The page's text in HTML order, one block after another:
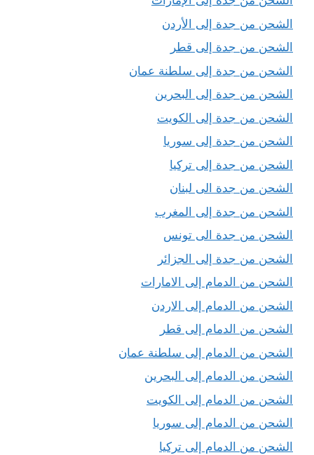
الشحن من جدة إلى الأردن
الشحن من جدة إلى قطر
الشحن من جدة إلى سلطنة عمان
الشحن من جدة إلى البحرين
الشحن من جدة إلى الكويت
الشحن من جدة إلى سوريا
الشحن من جدة إلى تركيا
الشحن من جدة الى لبنان
الشحن من جدة إلى المغرب
الشحن من جدة الى تونس
الشحن من جدة إلى الجزائر
الشحن من الدمام إلى الامارات
الشحن من الدمام إلى الاردن
الشحن من الدمام إلى قطر
الشحن من الدمام إلى سلطنة عمان
الشحن من الدمام إلى البحرين
الشحن من الدمام إلى الكويت
الشحن من الدمام إلى سوريا
الشحن من الدمام إلى تركيا